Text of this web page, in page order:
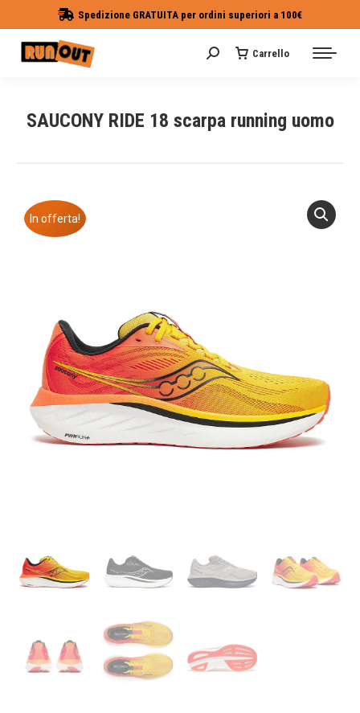
Spedizione GRATUITA per ordini superiori a 100€
Cerca: Carrello
SAUCONY RIDE 18 scarpa running uomo
In offerta!